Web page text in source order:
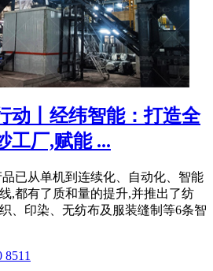
动丨经纬智能：打造全
工厂,赋能 ...
已从单机到连续化、自动化、智能
,都有了质和量的提升,并推出了纺
、印染、无纺布及服装缝制等6条智
8511